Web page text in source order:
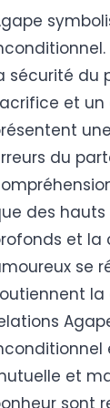
sécurité du
et un
du
des hauts
et la
se
la
et
sont